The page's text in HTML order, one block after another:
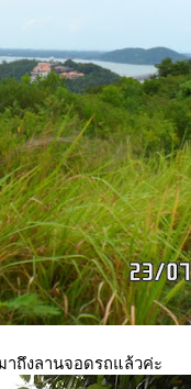
ถึงลานจอดรถแล้วค่ะ